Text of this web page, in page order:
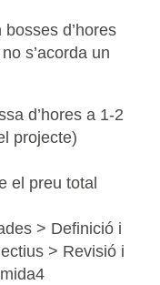
d’hores
s’acorda un
d’hores a 1-2
projecte)
el preu total
> Definició i
> Revisió i